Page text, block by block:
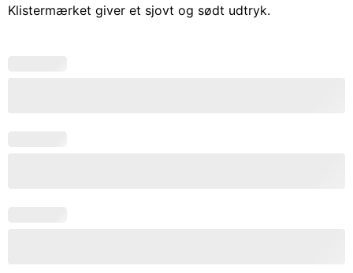
Klistermærket giver et sjovt og sødt udtryk.